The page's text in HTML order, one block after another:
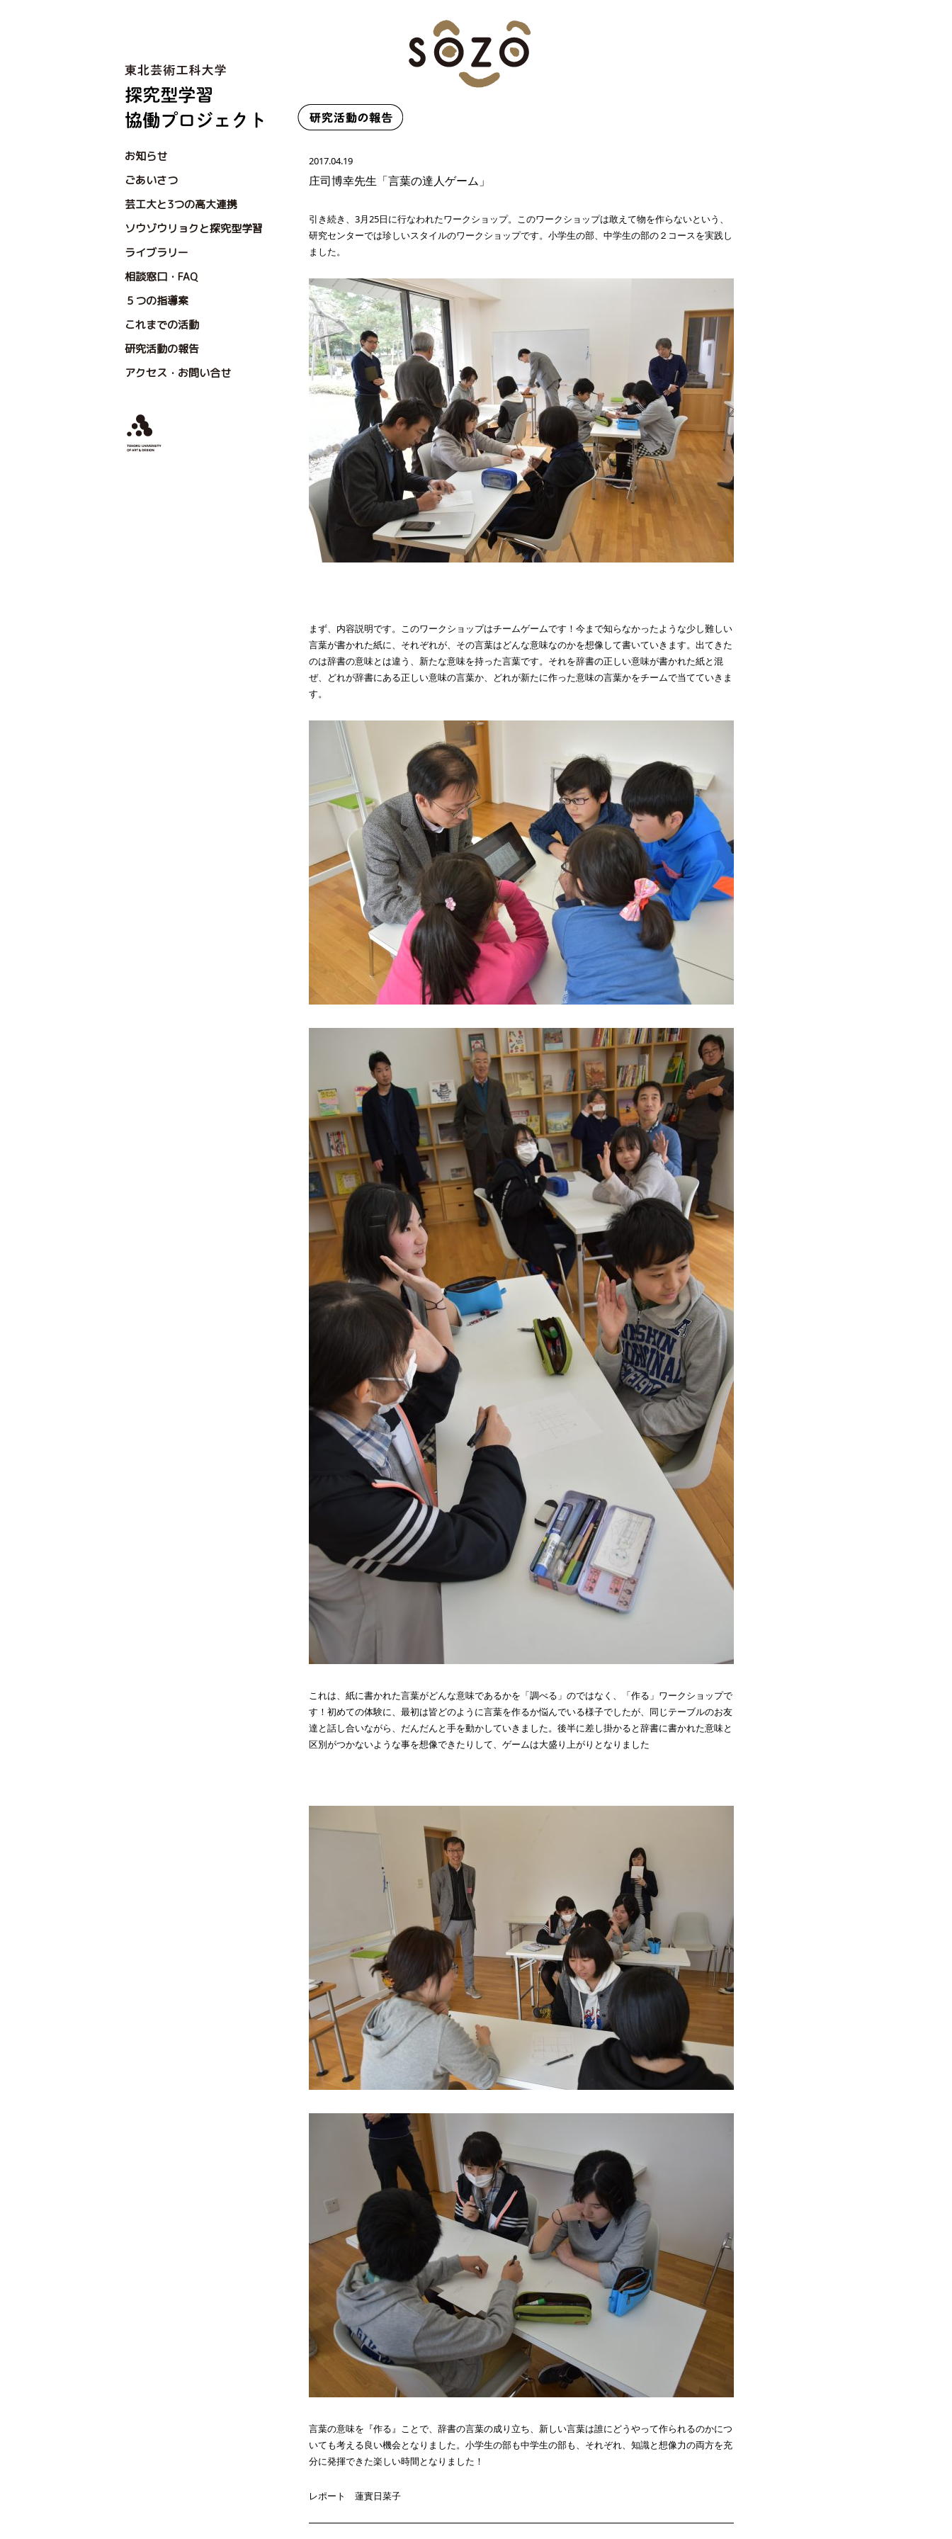
お知らせ
ごあいさつ
芸工大と3つの高大連携
ソウゾウリョクと探究型学習
ライブラリー
相談窓口・FAQ
５つの指導案
これまでの活動
研究活動の報告
アクセス・お問い合せ
2017.04.19
庄司博幸先生「言葉の達人ゲーム」
引き続き、3月25日に行なわれたワークショップ。このワークショップは敢えて物を作らないという、
研究センターでは珍しいスタイルのワークショップです。小学生の部、中学生の部の２コースを実践し
ました。
まず、内容説明です。このワークショップはチームゲームです！今まで知らなかったような少し難しい
言葉が書かれた紙に、それぞれが、その言葉はどんな意味なのかを想像して書いていきます。出てきた
のは辞書の意味とは違う、新たな意味を持った言葉です。それを辞書の正しい意味が書かれた紙と混
ぜ、どれが辞書にある正しい意味の言葉か、どれが新たに作った意味の言葉かをチームで当てていきま
す。
これは、紙に書かれた言葉がどんな意味であるかを「調べる」のではなく、「作る」ワークショップで
す！初めての体験に、最初は皆どのように言葉を作るか悩んでいる様子でしたが、同じテーブルのお友
達と話し合いながら、だんだんと手を動かしていきました。後半に差し掛かると辞書に書かれた意味と
区別がつかないような事を想像できたりして、ゲームは大盛り上がりとなりました
言葉の意味を『作る』ことで、辞書の言葉の成り立ち、新しい言葉は誰にどうやって作られるのかにつ
いても考える良い機会となりました。小学生の部も中学生の部も、それぞれ、知識と想像力の両方を充
分に発揮できた楽しい時間となりました！
レポート 蓮實日菜子